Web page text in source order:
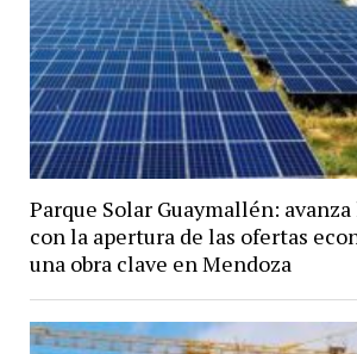
Parque Solar Guaymallén:
con la apertura de las ofertas
una obra clave en Mendoza